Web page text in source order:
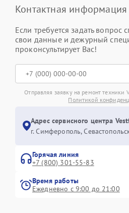
Контактная информация
Если требуется задать вопрос
свои данные и дежурный
проконсультирует Вас!
Отправляя заявку на ремонт техники
Политикой
Адрес сервисного центра
г. Симферополь,
Горячая линия
+7 (800) 301-55-83
Время работы
Ежедневно с 9:00 до 21:00